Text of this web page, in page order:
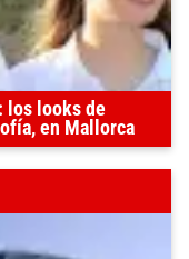
los looks de
en Mallorca